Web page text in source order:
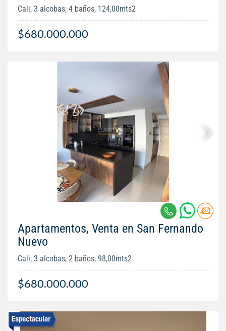
Cali, 3 alcobas, 4 baños, 124,00mts2
$680.000.000
Apartamentos, Venta en San Fernando
Nuevo
Cali, 3 alcobas, 2 baños, 98,00mts2
$680.000.000